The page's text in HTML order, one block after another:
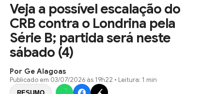
Veja a possível escalação do
CRB contra o Londrina pela
Série B; partida será neste
sábado (4)
Por Ge Alagoas
Publicado em 03/07/2026 às 19h22 • Leitura: 1 min
RESUMO